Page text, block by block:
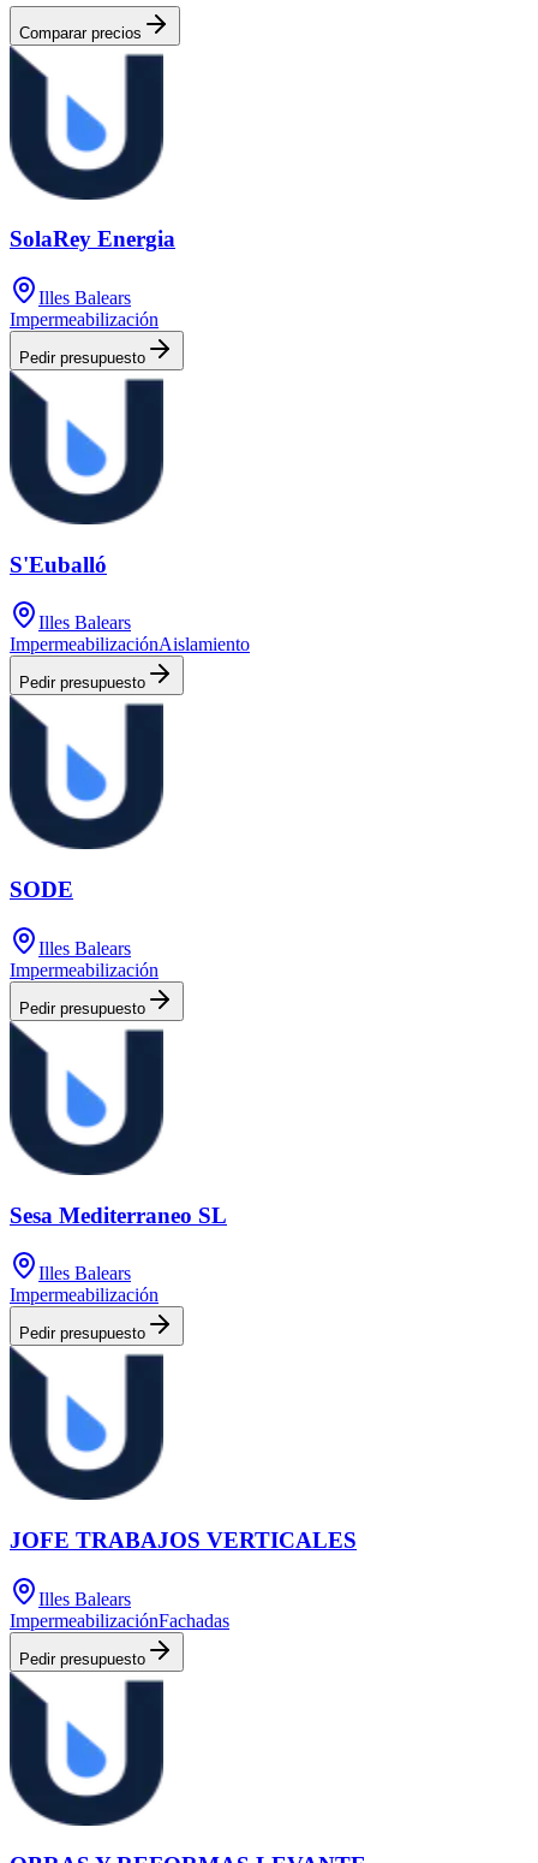
Comparar precios
SolaRey Energia
Illes Balears
Impermeabilización
Pedir presupuesto
S'Euballó
Illes Balears
ImpermeabilizaciónAislamiento
Pedir presupuesto
SODE
Illes Balears
Impermeabilización
Pedir presupuesto
Sesa Mediterraneo SL
Illes Balears
Impermeabilización
Pedir presupuesto
JOFE TRABAJOS VERTICALES
Illes Balears
ImpermeabilizaciónFachadas
Pedir presupuesto